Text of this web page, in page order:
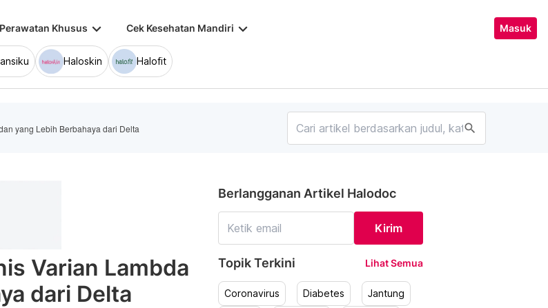
Perawatan Khusus keyboard_arrow_down Cek Kesehatan Mandiri keyboard_arrow_down Masuk
Haloskin Halofit
yang Lebih Berbahaya dari Delta search
Varian Lambda
dari Delta
Berlangganan Artikel Halodoc
Kirim
Topik Terkini Lihat Semua
Coronavirus Diabetes Jantung